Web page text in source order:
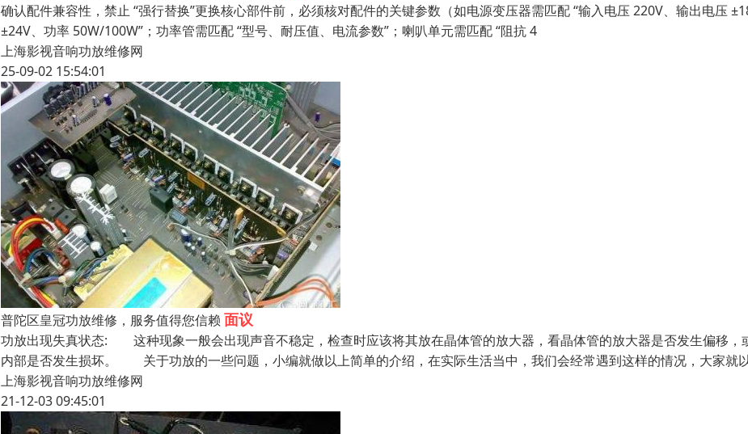
确认配件兼容性，禁止 “强行替换”更换核心部件前，必须核对配件的关键参数（如电源变压器需匹配 “输入电压 220V、输出电压
±24V、功率 50W/100W”；功率管需匹配 “型号、耐压值、电流参数”；喇叭单元需匹配 “阻抗 4
上海影视音响功放维修网
25-09-02 15:54:01
普陀区皇冠功放维修，服务值得您信赖 面议
功放出现失真状态: 这种现象一般会出现声音不稳定，检查时应该将其放在晶体管的放大器，看晶体管的放大器是否发生偏移，
内部是否发生损坏。 关于功放的一些问题，小编就做以上简单的介绍，在实际生活当中，我们会经常遇到这样的情况，大家就
上海影视音响功放维修网
21-12-03 09:45:01